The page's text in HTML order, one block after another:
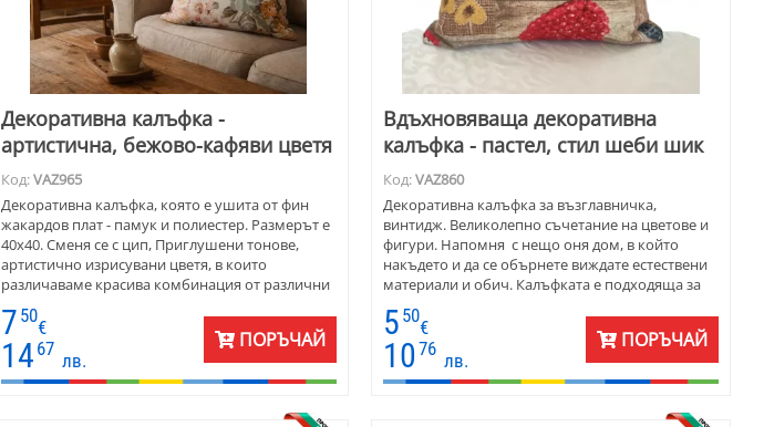
Декоративна калъфка -
артистична, бежово-кафяви цветя
Код:VAZ965
Декоративна калъфка, която е ушита от фин
жакардов плат - памук и полиестер. Размерът е
40х40. Сменя се с цип, Приглушени тонове,
артистично изрисувани цветя, в които
различаваме красива комбинация от различни
цветя в градината.
7 50
€
14 67
лв.
ПОРЪЧАЙ
Вдъхновяваща декоративна
калъфка - пастел, стил шеби шик
Код:VAZ860
Декоративна калъфка за възглавничка,
винтидж. Великолепно съчетание на цветове и
фигури. Напомня с нещо оня дом, в който
накъдето и да се обърнете виждате естествени
материали и обич. Калъфката е подходяща за
домове, подредени с внимание към детайла.
5 50
€
1076
лв.
ПОРЪЧАЙ